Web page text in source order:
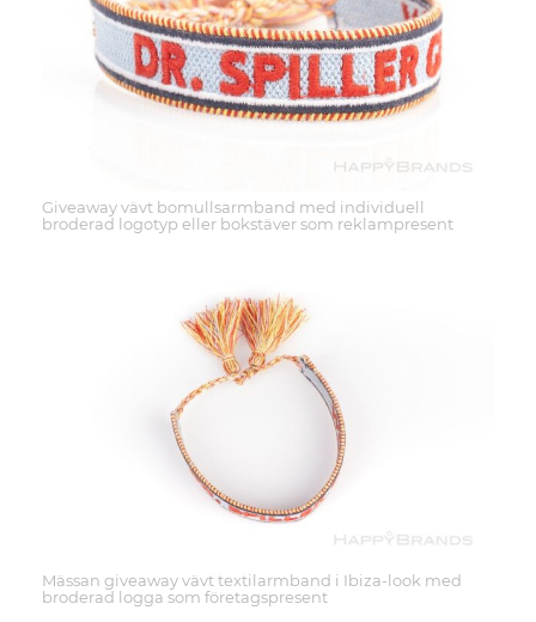
Giveaway vävt bomullsarmband med individuell
broderad logotyp eller bokstäver som reklampresent
Mässan giveaway vävt textilarmband i Ibiza-look med
broderad logga som företagspresent